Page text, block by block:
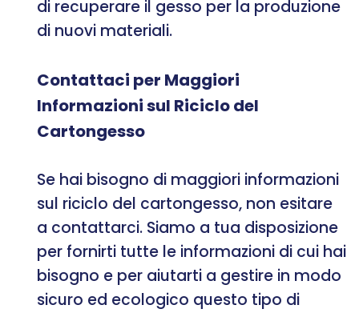
di recuperare il gesso per la produzione
di nuovi materiali.
Contattaci per Maggiori
Informazioni sul Riciclo del
Cartongesso
Se hai bisogno di maggiori informazioni
sul riciclo del cartongesso, non esitare
a contattarci. Siamo a tua disposizione
per fornirti tutte le informazioni di cui hai
bisogno e per aiutarti a gestire in modo
sicuro ed ecologico questo tipo di